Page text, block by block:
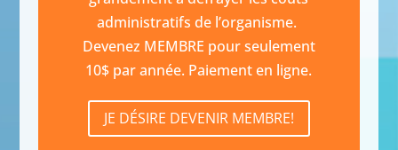
administratifs de l’organisme.
Devenez MEMBRE pour seulement
10$ par année. Paiement en ligne.
JE DÉSIRE DEVENIR MEMBRE!